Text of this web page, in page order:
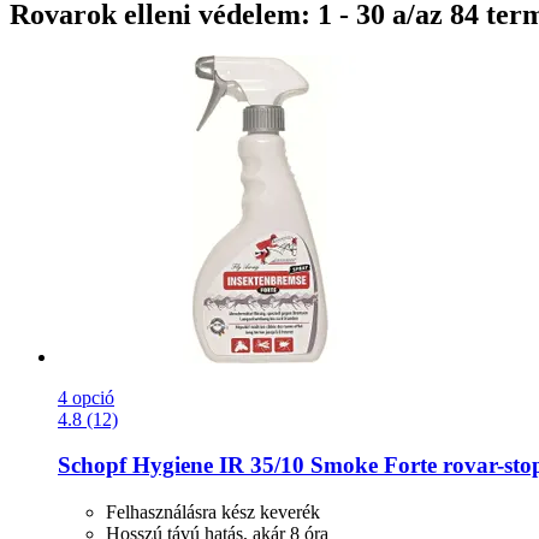
Rovarok elleni védelem: 1 - 30 a/az 84
4 opció
4.8 (12)
Schopf Hygiene IR 35/10 Smoke Forte rovar-​
Felhasználásra kész keverék
Hosszú távú hatás, akár 8 óra